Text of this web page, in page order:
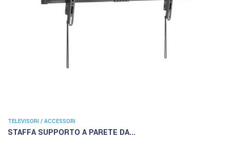
TELEVISORI / ACCESSORI
STAFFA SUPPORTO A PARETE DA...